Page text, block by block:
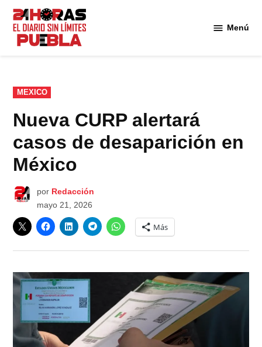
Saltar
contenido
Menú
PUBLICADO
EN
MEXICO
Nueva CURP alertará
casos de desaparición en
México
por Redacción
mayo 21, 2026
Más